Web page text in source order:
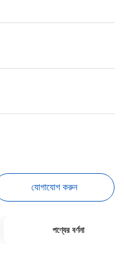
যোগাযোগ করুন
পণ্যের বর্ণনা